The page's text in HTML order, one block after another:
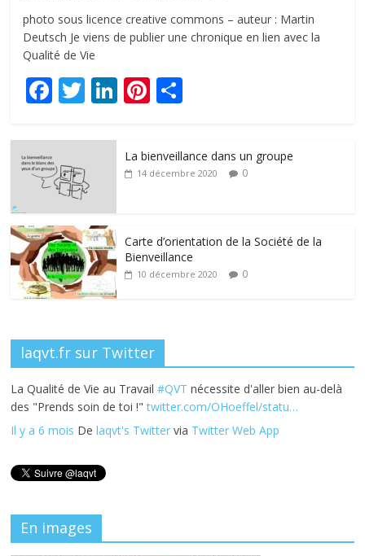
photo sous licence creative commons – auteur : Martin
Deutsch Je viens de publier une chronique en lien avec la
Qualité de Vie
F
e
b
o
o
k
T
itt
er
Li
e
Pi
e g
La bienveillance dans un groupe
14 décembre 2020 0
Carte d’orientation de la Société de la
Bienveillance
10 décembre 2020 0
laqvt.fr sur Twitter
La Qualité de Vie au Travail#QVT nécessite d'aller bien au-delà
des "Prends soin de toi !"twitter.com/OHoeffel/statu…
Il y a 6 mois Delaqvt's Twitter via Twitter Web App
En images